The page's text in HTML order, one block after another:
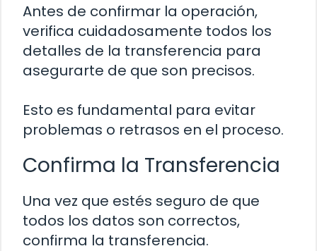
Antes de confirmar la operación,
verifica cuidadosamente todos los
detalles de la transferencia para
asegurarte de que son precisos.
Esto es fundamental para evitar
problemas o retrasos en el proceso.
Confirma la Transferencia
Una vez que estés seguro de que
todos los datos son correctos,
confirma la transferencia.